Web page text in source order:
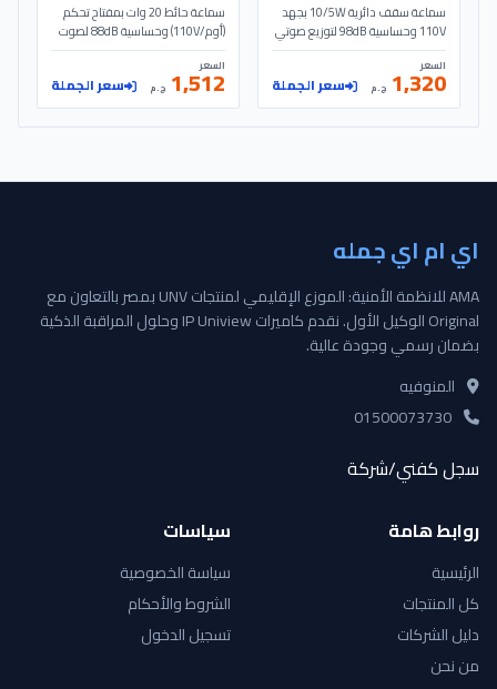
سماعة سقف دائرية 10/5W بجهد
110V وحساسية 98dB لتوزيع صوتي
نقي. تصميم أبيض بقطر 230مم
للساوند سيستم في المشروعات
والمتاجر. الموديل: MT-810LMT |
MASTER
السعر
1,320 ج.م سعر الجملة
سماعة حائط 20 وات بمفتاح تحكم
(أوم/110V) وحساسية 88dB لصوت
نقي. تصميم أبيض مع مكبر 4 بوصة
وتويتر لأنظمة الساوند سيستم.
الموديل: MT-WA614 | MASTER
السعر
1,512 ج.م سعر الجملة
اي ام اي جمله
AMA للانظمة الأمنية: الموزع الإقليمي لمنتجات UNV بمصر بالتعاون مع
Original الوكيل الأول. نقدم كاميرات IP Uniview وحلول المراقبة الذكية
بضمان رسمي وجودة عالية.
المنوفيه
سجل كفني/شركة
روابط هامة
الرئيسية
كل المنتجات
دليل الشركات
من نحن
سياسات
سياسة الخصوصية
الشروط والأحكام
تسجيل الدخول